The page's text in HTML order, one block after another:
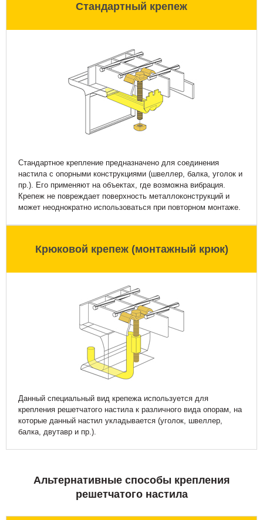
Стандартный крепеж
Стандартное крепление предназначено для соединения
настила с опорными конструкциями (швеллер, балка, уголок и
пр.). Его применяют на объектах, где возможна вибрация.
Крепеж не повреждает поверхность металлоконструкций и
может неоднократно использоваться при повторном монтаже.
Крюковой крепеж (монтажный крюк)
Данный специальный вид крепежа используется для
крепления решетчатого настила к различного вида опорам, на
которые данный настил укладывается (уголок, швеллер,
балка, двутавр и пр.).
Альтернативные способы крепления
решетчатого настила